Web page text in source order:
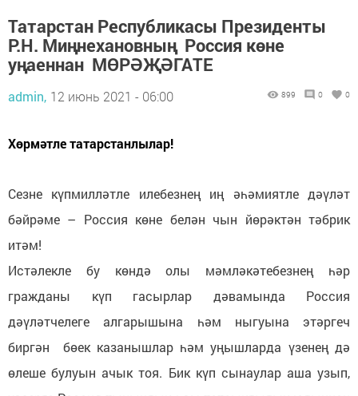
Татарстан Республикасы Президенты
Р.Н. Миңнехановның Россия көне
уңаеннан МӨРӘҖӘГАТЕ
admin, 12 июнь 2021 - 06:00 899 0 0
Хөрмәтле татарстанлылар!
Сезне күпмилләтле илебезнең иң әһәмиятле дәүләт
бәйрәме – Россия көне белән чын йөрәктән тәбрик
итәм!
Истәлекле бу көндә олы мәмләкәтебезнең һәр
гражданы күп гасырлар дәвамында Россия
дәүләтчелеге алгарышына һәм ныгуына этәргеч
биргән бөек казанышлар һәм уңышларда үзенең дә
өлеше булуын ачык тоя. Бик күп сынаулар аша узып,